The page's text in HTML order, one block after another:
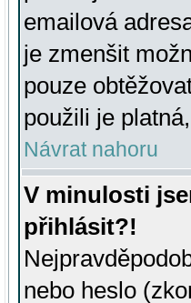
emailová
je zmenšit
pouze
použili je
Návrat nahoru
V minulosti
přihlásit?!
nebo heslo